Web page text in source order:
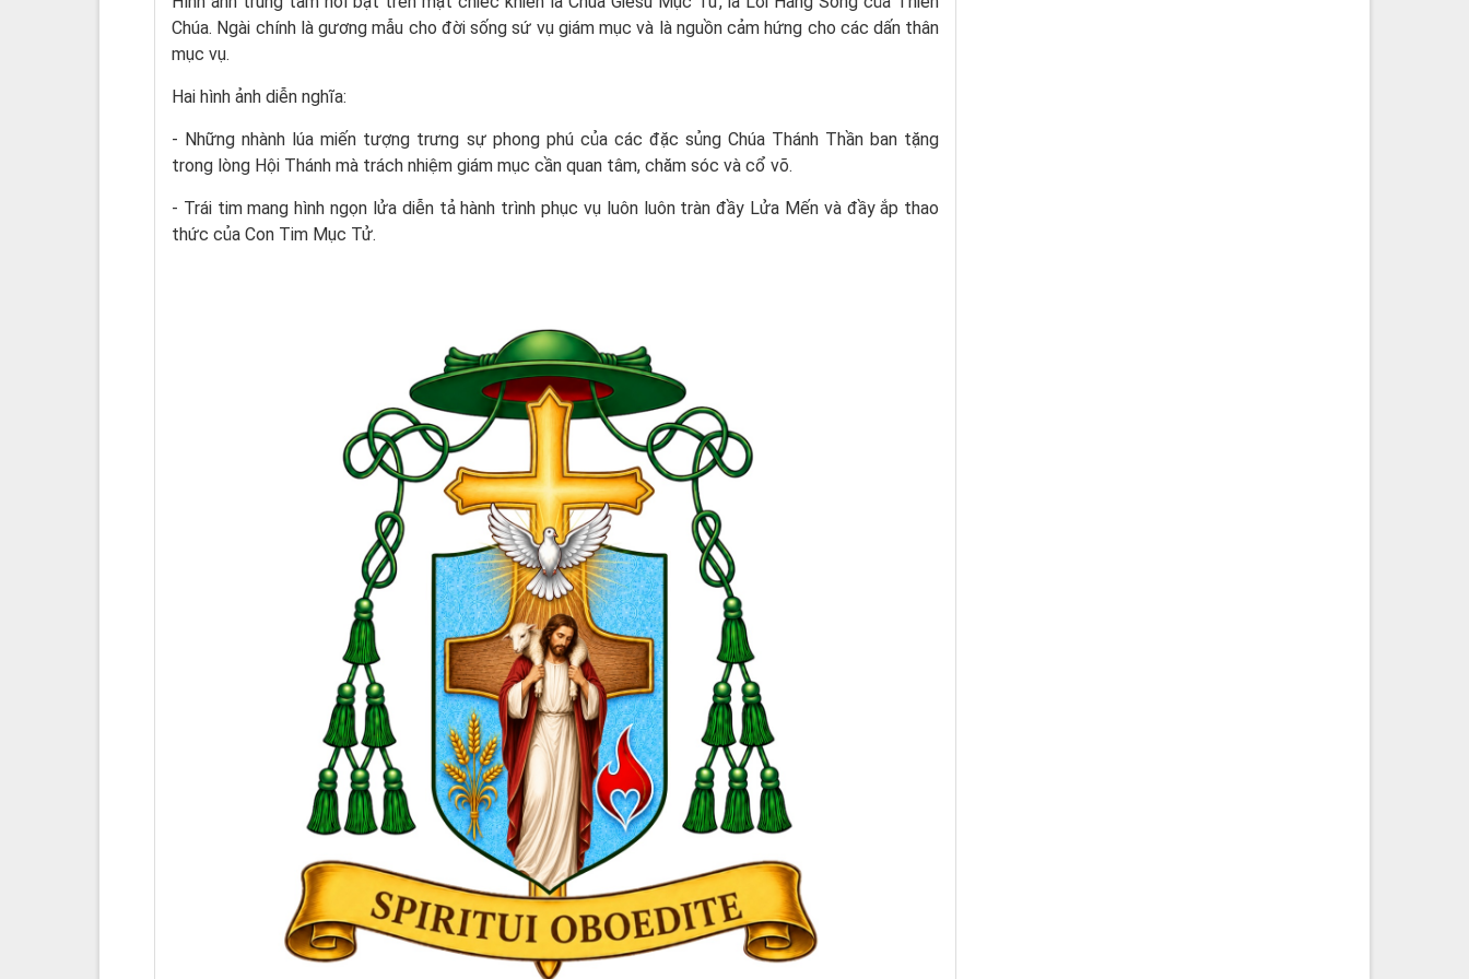
Chúa. Ngài chính là gương mẫu cho đời sống sứ vụ giám mục và là nguồn cảm hứng cho các dấn thân
mục vụ.
Hai hình ảnh diễn nghĩa:
- Những nhành lúa miến tượng trưng sự phong phú của các đặc sủng Chúa Thánh Thần ban tặng
trong lòng Hội Thánh mà trách nhiệm giám mục cần quan tâm, chăm sóc và cổ võ.
- Trái tim mang hình ngọn lửa diễn tả hành trình phục vụ luôn luôn tràn đầy Lửa Mến và đầy ắp thao
thức của Con Tim Mục Tử.